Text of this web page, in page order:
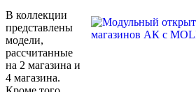
В коллекции
представлены
модели,
рассчитанные
на 2 магазина и
4 магазина.